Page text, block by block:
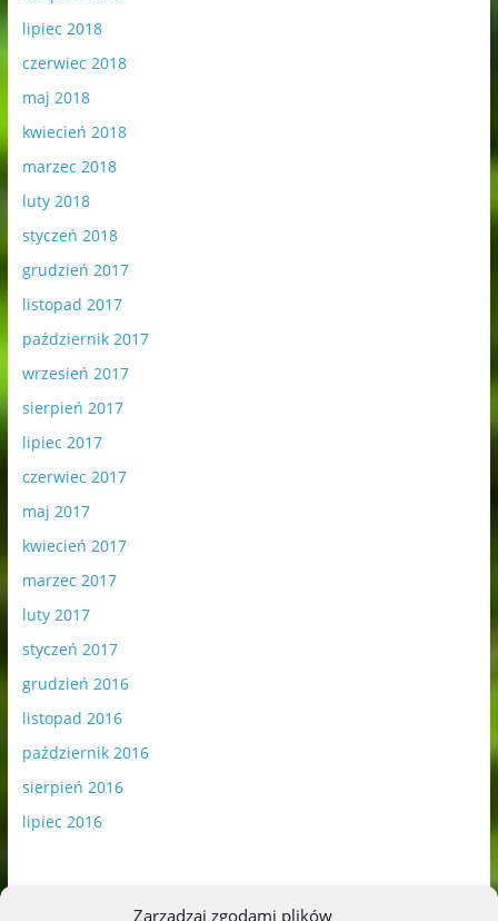
Zarządzaj zgodami plików
lipiec 2018
czerwiec 2018
maj 2018
kwiecień 2018
marzec 2018
luty 2018
styczeń 2018
grudzień 2017
listopad 2017
październik 2017
wrzesień 2017
sierpień 2017
lipiec 2017
czerwiec 2017
maj 2017
kwiecień 2017
marzec 2017
luty 2017
styczeń 2017
grudzień 2016
listopad 2016
październik 2016
sierpień 2016
lipiec 2016